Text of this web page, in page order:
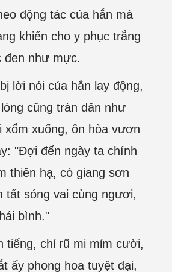
động tác của hắn mà
khiến cho y phục trắng
đen như mực.
lời nói của hắn lay động,
cũng tràn dân như
xổm xuống, ôn hòa vươn
"Đợi đến ngày ta chính
thiên hạ, có giang sơn
tất sóng vai cùng ngươi,
bình."
tiếng, chỉ rũ mi mỉm cười,
ấy phong hoa tuyệt đại,